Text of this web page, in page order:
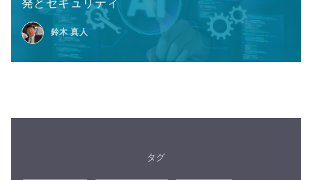
鈴木 真人
タグ